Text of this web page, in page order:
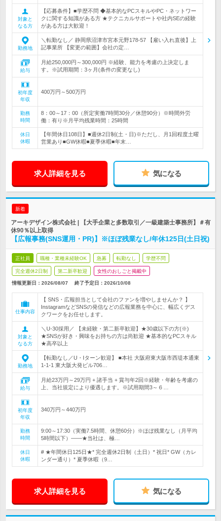
対象と
なる方
【応募条件】■学歴不問 ◆基本的なPCスキルやPC・ネットワー
クに関する知識がある方 ★テクニカルサポートや社内SEの経験
がある方は大歓迎！
勤務地
＼転勤なし／ 静岡県沼津市宮本元野178-57 【雇い入れ直後】上
記事業所 【変更の範囲】会社の定…
給与
月給250,000円～300,000円 ※経験、能力を考慮の上決定しま
す。※試用期間：3ヶ月(条件の変更なし)
初年度
年収
400万円～500万円
勤務
時間
8：00～17：00（所定実働7時間30分／休憩90分）※時間外労
働：有り※月平均残業時間：25時間
休日
休暇
【年間休日108日】■週休2日制(土・日)※ただし、月1回程度土曜
営業あり■GW休暇■夏季休暇■年末…
求人詳細を見る 気になる
新着
アーキデザイン株式会社 | 【大手企業と多数取引／一級建築士事務所】＃有
休90％以上取得
【広報事務(SNS運用・PR)】※ほぼ残業なし/年休125日(土日祝)
正社員 職種・業種未経験OK 急募 転勤なし 学歴不問
完全週休2日制 第二新卒歓迎 女性のおしごと掲載中
情報更新日：2026/08/07 終了予定日： 2026/10/08
仕事内容
【 SNS・広報担当として会社のファンを増やしませんか？ 】
InstagramなどSNSの発信などの広報業務を中心に、幅広くデス
クワークをお任せします。
対象と
なる方
＼U‐30採用／ 【未経験・第二新卒歓迎】★30歳以下の方(※)
★SNSが好き・興味をお持ちの方は尚歓迎 ★基本的なPCスキル
★高卒以上
勤務地
【転勤なし／U・Iターン歓迎】 ■本社 大阪府東大阪市西堤本通東
1-1-1 東大阪大発ビル706…
給与
月給23万円～29万円 + 諸手当 + 賞与年2回※経験・年齢を考慮の
上、当社規定により優遇します。※試用期間3～６…
初年度
年収
340万円～440万円
勤務
時間
9:00～17:30（実働7.5時間、休憩60分）※ほぼ残業なし（月平均
5時間以下）――★当社は、極…
休日
休暇
# ★年間休日125日★* 完全週休2日制（土日）* 祝日* GW（カレ
ンダー通り）* 夏季休暇（9…
求人詳細を見る 気になる